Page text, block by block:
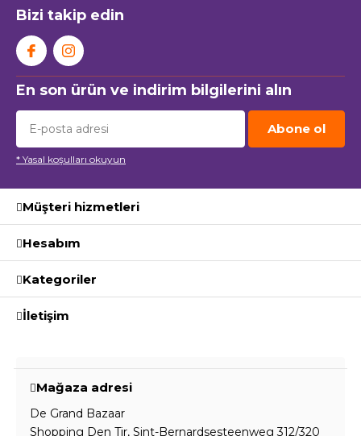
Bizi takip edin
En son ürün ve indirim bilgilerini alın
Abone ol
* Yasal koşulları okuyun
Müşteri hizmetleri
Hesabım
Kategoriler
İletişim
Mağaza adresi
De Grand Bazaar
Shopping Den Tir, Sint-Bernardsesteenweg 312/320